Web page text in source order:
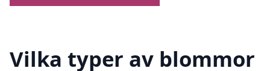
Vilka typer av blommor